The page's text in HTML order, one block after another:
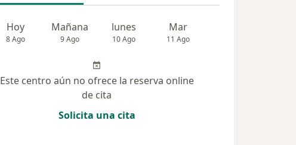
Hoy
8 Ago
Mañana
9 Ago
lunes
10 Ago
Mar
11 Ago
Este centro aún no ofrece la reserva online
de cita
Solicita una cita